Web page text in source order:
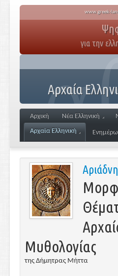
www.greek-
για την
Αρχαία
Αρχική Νέα Ελληνική
Αρχαία Ελληνική
Αριάδνη
Μυθολογίας
της Δήμητρας Μήττα